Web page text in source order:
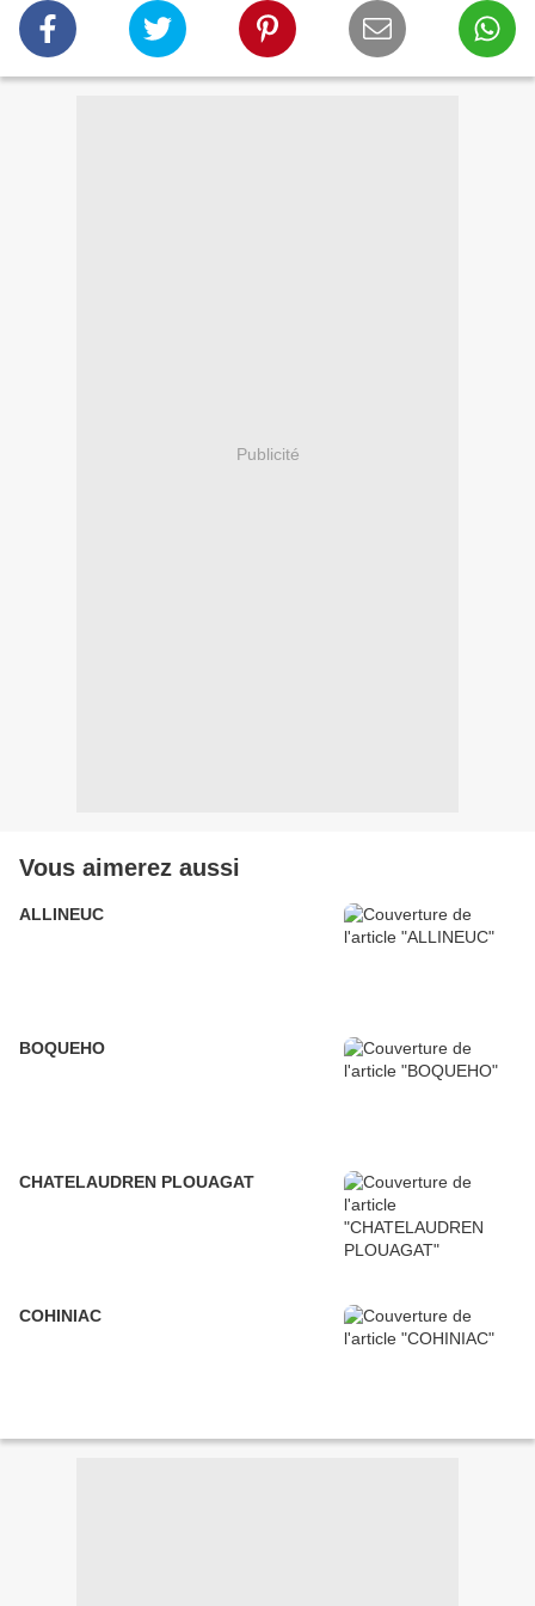
Publicité
Vous aimerez aussi
ALLINEUC
BOQUEHO
CHATELAUDREN PLOUAGAT
COHINIAC